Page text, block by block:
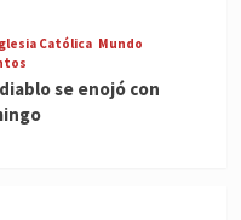
Católica Mundo
se enojó con